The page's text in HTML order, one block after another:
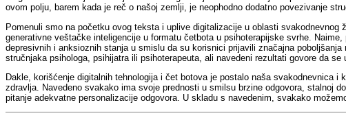
ovom polju, barem kada je reč o našoj zemlji, je neophodno dodatno povezivanje
Pomenuli smo na početku ovog teksta i uplive digitalizacije u oblasti
generativne veštačke inteligencije u formatu četbota u psihoterapijske svrhe.
depresivnih i anksioznih stanja u smislu da su korisnici prijavili značajna
stručnjaka psihologa, psihijatra ili psihoterapeuta, ali navedeni rezultati govore da
Dakle, korišćenje digitalnih tehnologija i čet botova je postalo naša svakodnevnica
zdravlja. Navedeno svakako ima svoje prednosti u smilsu brzine odgovora, stalnoj
pitanje adekvatne personalizacije odgovora. U skladu s navedenim, svakako